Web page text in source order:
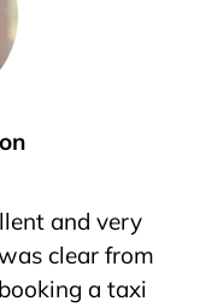
and very
clear from
a taxi